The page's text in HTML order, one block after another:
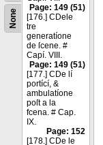
None
Page: 149 (51)
[176.] CDele
tre
generatíone
de ſcene. #
Capí. VIII.
Page: 149 (51)
[177.] CDe lí
portící, &
ambulatíone
poſt a la
fcena. # Cap.
IX.
Page: 152
[178.] CDe le